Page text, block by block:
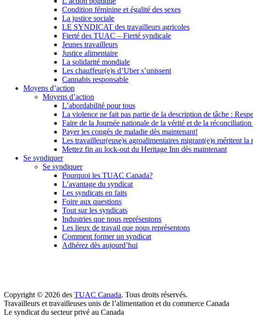
Condition féminine et égalité des sexes
La justice sociale
LE SYNDICAT des travailleurs agricoles
Fierté des TUAC – Fierté syndicale
Jeunes travailleurs
Justice alimentaire
La solidarité mondiale
Les chauffeur(e)s d’Uber s’unissent
Cannabis responsable
Moyens d’action
Moyens d’action
L’abordabilité pour tous
La violence ne fait pas partie de la description de tâche :
Faire de la Journée nationale de la vérité et de la
Payer les congés de maladie dès maintenant!
Les travailleur(euse)s agroalimentaires migrant(e)s méritent la
Mettez fin au lock-out du Heritage Inn dès maintenant
Se syndiquer
Se syndiquer
Pourquoi les TUAC Canada?
L’avantage du syndicat
Les syndicats en faits
Foire aux questions
Tout sur les syndicats
Industries que nous représentons
Les lieux de travail que nous représentons
Comment former un syndicat
Adhérez dès aujourd’hui
Copyright © 2026 des TUAC Canada. Tous droits réservés.
Travailleurs et travailleuses unis de l’alimentation et du commerce Canada
Le syndicat du secteur privé au Canada